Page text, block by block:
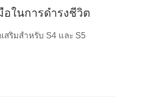
ในการดำรงชีวิต
สริมสำหรับ S4 และ S5